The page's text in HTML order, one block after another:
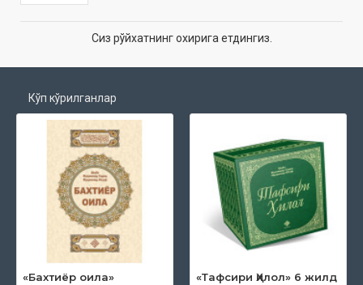
Сиз рўйхатнинг охирига етдингиз.
Кўп кўрилганлар
«Бахтиёр оила»
«Тафсири Ҳилол» 6 жилд